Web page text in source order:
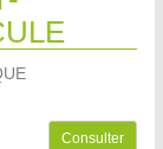
Consulter